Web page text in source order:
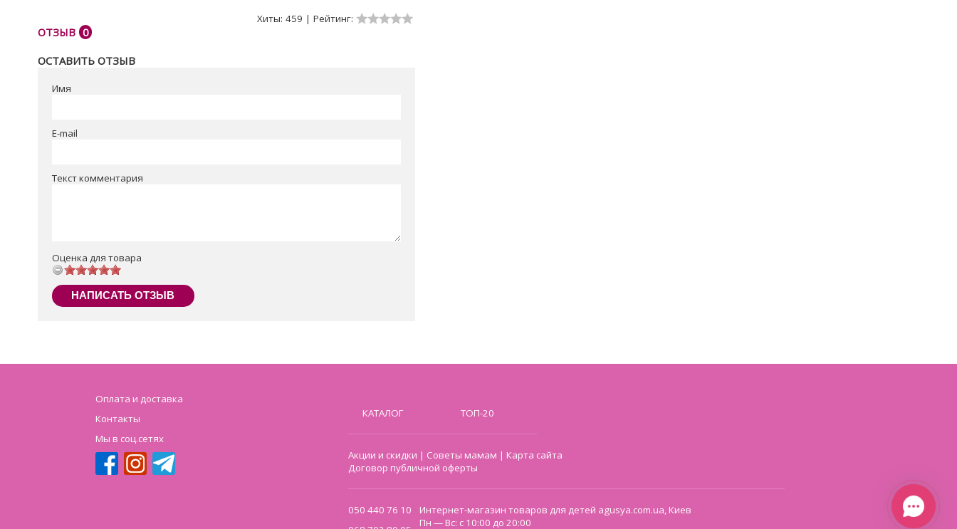
Хиты: 459 | Рейтинг:
ОТЗЫВ 0
ОСТАВИТЬ ОТЗЫВ
Имя
E-mail
Текст комментария
Оценка для товара
НАПИСАТЬ ОТЗЫВ
Оплата и доставка
Контакты
Мы в соц.сетях
КАТАЛОГ ТОП-20
Акции и скидки | Советы мамам |Карта сайта
Договор публичной оферты
050 440 76 10
Интернет-магазин товаров для детей agusya.com.ua, Киев
Пн — Вс: с 10:00 до 20:00